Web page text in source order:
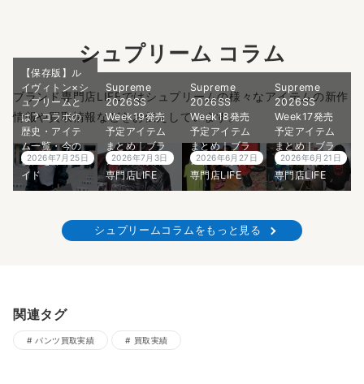
シュプリーム コラム
ブランド専門店LIFEではシュプリームの様々なアイテムの新作
情報や買取情報などをお伝えしています。
【保存版】ル
イヴィトン×シ
ュプリームと
は？コラボの
歴史・アイテ
ム一覧・今の
価値を徹底ガ
イド
2026年7月25日
Supreme
2026SS
Week19発売
予定アイテム
まとめ｜ブラ
ンド古着買取
専門店LIFE
2026年7月3日
Supreme
2026SS
Week18発売
予定アイテム
まとめ｜ブラ
ンド古着買取
専門店LIFE
2026年6月27日
Supreme
2026SS
Week17発売
予定アイテム
まとめ｜ブラ
ンド古着買取
専門店LIFE
2026年6月21日
シュプリームコラムをもっと見る
関連タグ
パンツ買取実績 買取実績